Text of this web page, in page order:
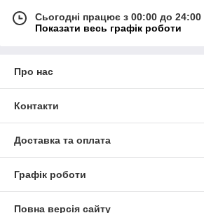
Сьогодні працює з 00:00 до 24:00
Показати весь графік роботи
Про нас
Контакти
Доставка та оплата
Графік роботи
Повна версія сайту